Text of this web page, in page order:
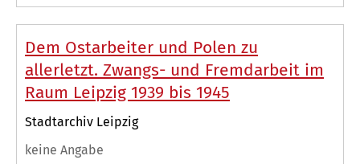
Dem Ostarbeiter und Polen zu
allerletzt. Zwangs- und Fremdarbeit im
Raum Leipzig 1939 bis 1945
Stadtarchiv Leipzig
keine Angabe